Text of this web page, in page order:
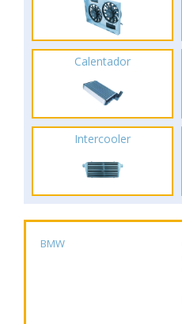
Calentador
Intercooler
BMW